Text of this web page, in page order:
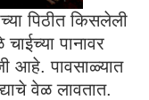
पिठीत किसलेली
पानावर
आहे. पावसाळ्यात
वेळ लावतात.